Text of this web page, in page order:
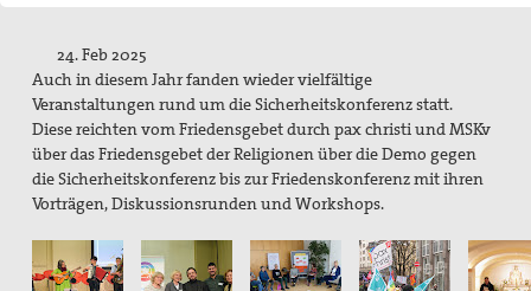
Wilhelmine Miller
Projekte
Kindersoldat*innen: Krieg statt Kindheit.
Das Mauermuseum in Bethlehem
Drohnen, Autonome Waffen
24. Feb 2025
Auch in diesem Jahr fanden wieder vielfältige
Veranstaltungen rund um die Sicherheitskonferenz statt.
Diese reichten vom Friedensgebet durch pax christi und MSKv
über das Friedensgebet der Religionen über die Demo gegen
die Sicherheitskonferenz bis zur Friedenskonferenz mit ihren
Vorträgen, Diskussionsrunden und Workshops.